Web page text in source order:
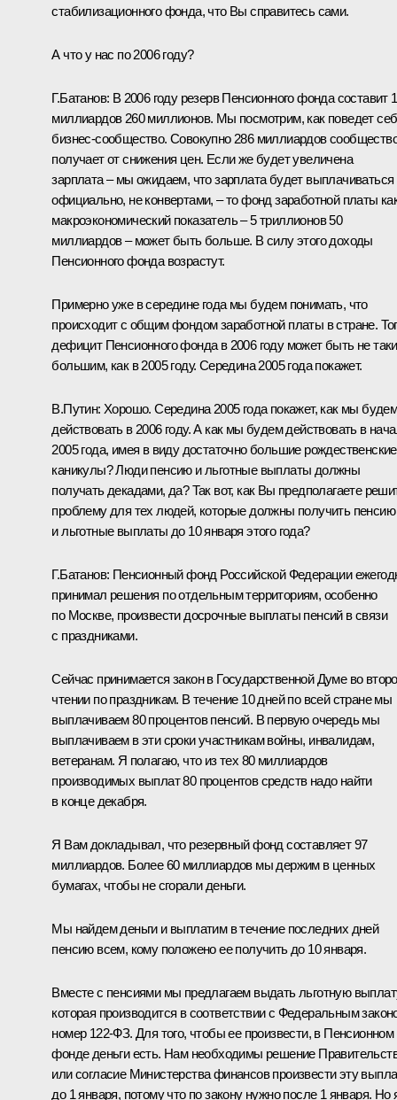
стабилизационного фонда, что Вы справитесь сами.
А что у нас по 2006 году?
Г.Батанов: В 2006 году резерв Пенсионного фонда составит
миллиардов 260 миллионов. Мы посмотрим, как поведет
бизнес-сообщество. Совокупно 286 миллиардов
получает от снижения цен. Если же будет увеличена
зарплата – мы ожидаем, что зарплата будет выплачиваться
официально, не конвертами, – то фонд заработной платы
макроэкономический показатель – 5 триллионов 50
миллиардов – может быть больше. В силу этого доходы
Пенсионного фонда возрастут.
Примерно уже в середине года мы будем понимать, что
происходит с общим фондом заработной платы в стране.
дефицит Пенсионного фонда в 2006 году может быть не
большим, как в 2005 году. Середина 2005 года покажет.
В.Путин: Хорошо. Середина 2005 года покажет, как мы
действовать в 2006 году. А как мы будем действовать в
2005 года, имея в виду достаточно большие рождественские
каникулы? Люди пенсию и льготные выплаты должны
получать декадами, да? Так вот, как Вы предполагаете
проблему для тех людей, которые должны получить пенсию
и льготные выплаты до 10 января этого года?
Г.Батанов: Пенсионный фонд Российской Федерации
принимал решения по отдельным территориям, особенно
по Москве, произвести досрочные выплаты пенсий в связи
с праздниками.
Сейчас принимается закон в Государственной Думе во
чтении по праздникам. В течение 10 дней по всей стране мы
выплачиваем 80 процентов пенсий. В первую очередь мы
выплачиваем в эти сроки участникам войны, инвалидам,
ветеранам. Я полагаю, что из тех 80 миллиардов
производимых выплат 80 процентов средств надо найти
в конце декабря.
Я Вам докладывал, что резервный фонд составляет 97
миллиардов. Более 60 миллиардов мы держим в ценных
бумагах, чтобы не сгорали деньги.
Мы найдем деньги и выплатим в течение последних дней
пенсию всем, кому положено ее получить до 10 января.
Вместе с пенсиями мы предлагаем выдать льготную
которая производится в соответствии с Федеральным
номер 122-ФЗ. Для того, чтобы ее произвести, в Пенсионном
фонде деньги есть. Нам необходимы решение
или согласие Министерства финансов произвести эту
до 1 января, потому что по закону нужно после 1 января. Но